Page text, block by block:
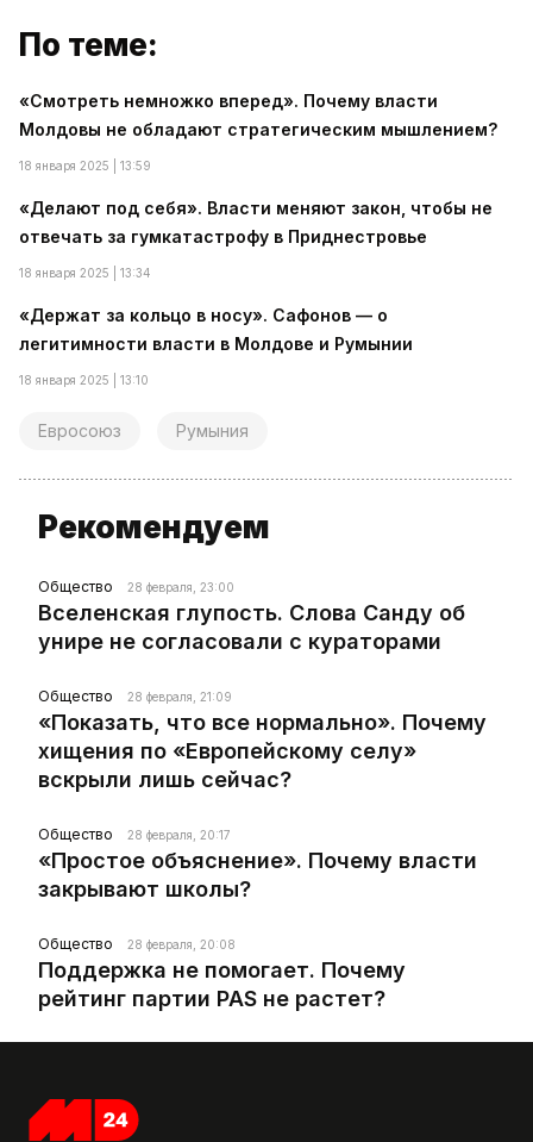
По теме:
«Смотреть немножко вперед». Почему власти
Молдовы не обладают стратегическим мышлением?
18 января 2025 | 13:59
«Делают под себя». Власти меняют закон, чтобы не
отвечать за гумкатастрофу в Приднестровье
18 января 2025 | 13:34
«Держат за кольцо в носу». Сафонов — о
легитимности власти в Молдове и Румынии
18 января 2025 | 13:10
Евросоюз Румыния
Рекомендуем
Общество 28 февраля, 23:00
Вселенская глупость. Слова Санду об
унире не согласовали с кураторами
Общество 28 февраля, 21:09
«Показать, что все нормально». Почему
хищения по «Европейскому селу»
вскрыли лишь сейчас?
Общество 28 февраля, 20:17
«Простое объяснение». Почему власти
закрывают школы?
Общество 28 февраля, 20:08
Поддержка не помогает. Почему
рейтинг партии PAS не растет?